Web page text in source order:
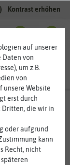
Kontrast erhöhen
auf unserer
Daten von
um z.B.
von
Website
erst durch
Dritten, die wir in
oder aufgrund
kann
Recht, nicht